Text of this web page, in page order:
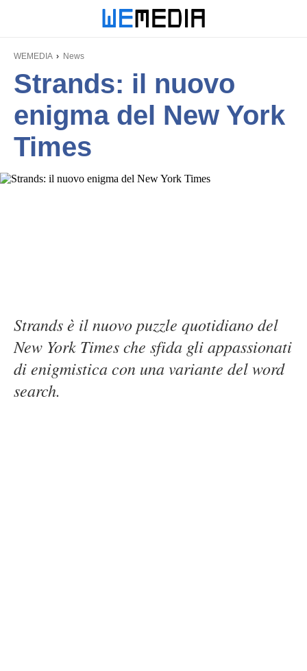
WEMEDIA News
Strands: il nuovo
enigma del New York
Times
Strands è il nuovo puzzle quotidiano del
New York Times che sfida gli appassionati
di enigmistica con una variante del word
search.